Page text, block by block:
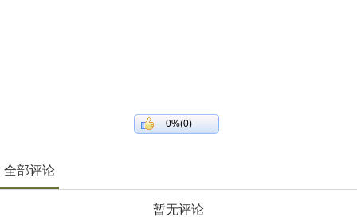
0%(0)
全部评论
暂无评论